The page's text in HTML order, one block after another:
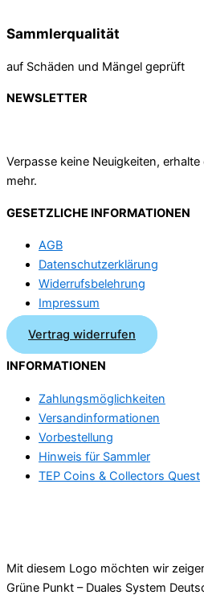
Sammlerqualität
auf Schäden und Mängel geprüft
NEWSLETTER
Verpasse keine Neuigkeiten,
mehr.
GESETZLICHE INFORMATIONEN
AGB
Datenschutzerklärung
Widerrufsbelehrung
Impressum
Vertrag widerrufen
INFORMATIONEN
Zahlungsmöglichkeiten
Versandinformationen
Vorbestellung
Hinweis für Sammler
TEP Coins & Collectors Quest
Mit diesem Logo möchten wir
Grüne Punkt – Duales System